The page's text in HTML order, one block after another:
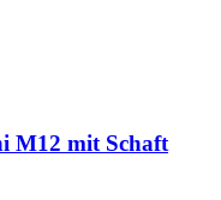
M12 mit Schaft